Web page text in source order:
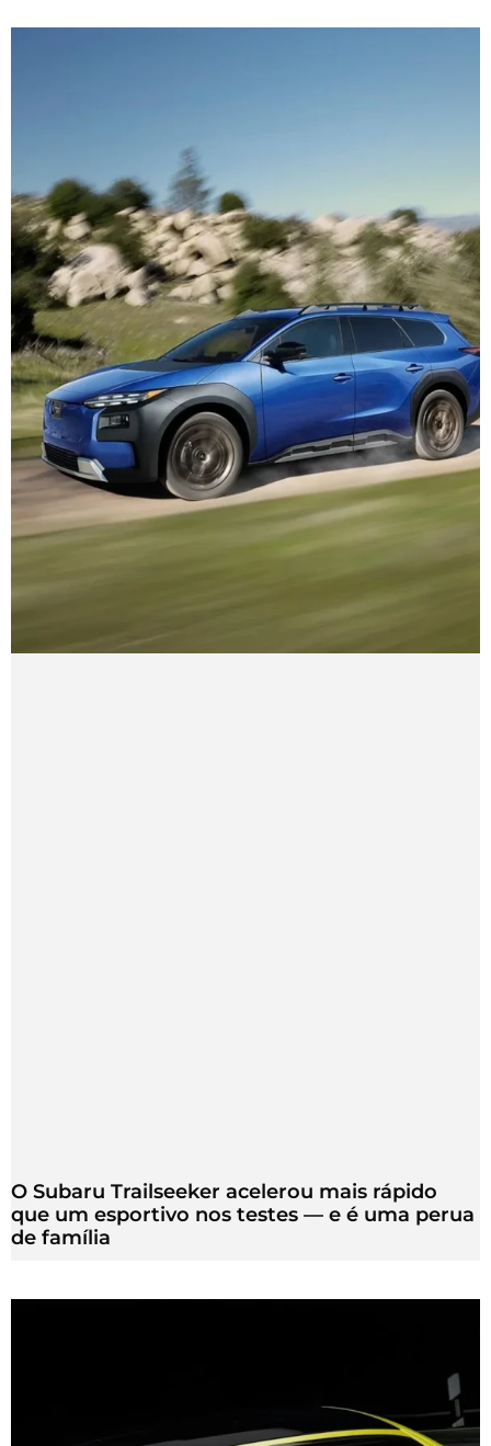
O Subaru Trailseeker acelerou mais rápido
que um esportivo nos testes — e é uma perua
de família